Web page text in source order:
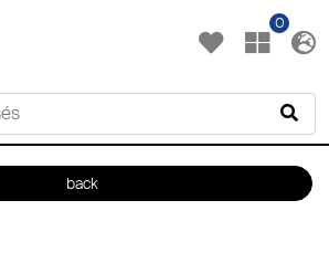
0
back